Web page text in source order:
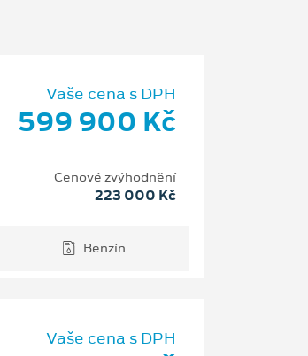
Vaše cena s DPH
599 900 Kč
Cenové zvýhodnění
223 000 Kč
Benzín
Vaše cena s DPH